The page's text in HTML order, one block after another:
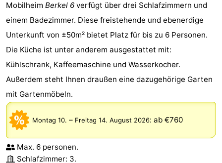
Mobilheim Berkel 6 verfügt über drei Schlafzimmern und
einem Badezimmer. Diese freistehende und ebenerdige
Unterkunft von ±50m² bietet Platz für bis zu 6 Personen.
Die Küche ist unter anderem ausgestattet mit:
Kühlschrank, Kaffeemaschine und Wasserkocher.
Außerdem steht Ihnen draußen eine dazugehörige Garten
mit Gartenmöbeln.
Montag 10. – Freitag 14. August 2026: ab €760
Max. 6 personen.
Schlafzimmer: 3.